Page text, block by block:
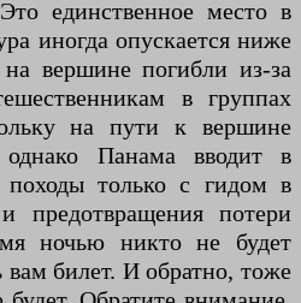
единственное место в
иногда опускается ниже
вершине погибли из-за
в группах
на пути к вершине
однако Панама вводит в
походы только с гидом в
предотвращения потери
ночью никто не будет
вам билет. И обратно, тоже